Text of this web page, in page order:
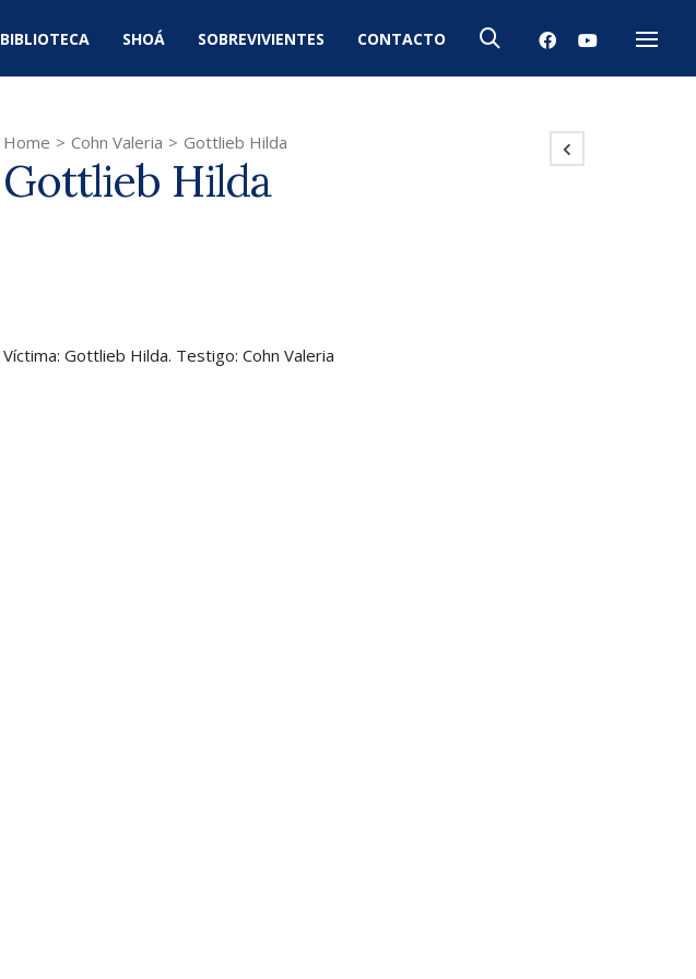
BIBLIOTECA SHOÁ SOBREVIVIENTES CONTACTO
Menú
Home > Cohn Valeria > Gottlieb Hilda
Gottlieb Hilda
Víctima: Gottlieb Hilda. Testigo: Cohn Valeria